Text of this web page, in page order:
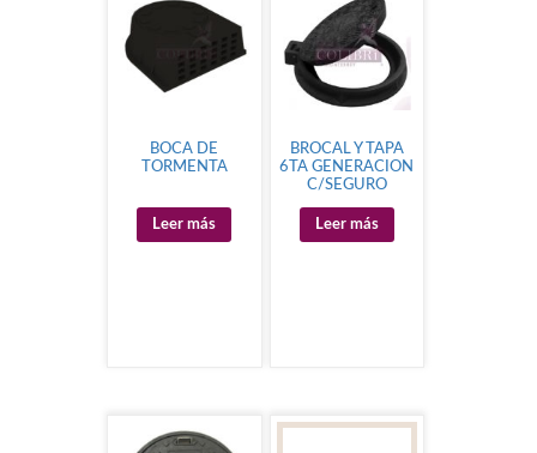
BOCA DE
TORMENTA
Leer más
BROCAL Y TAPA
6TA GENERACION
C/SEGURO
Leer más